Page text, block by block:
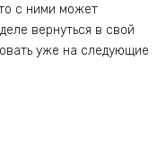
с ними может
вернуться в свой
уже на следующие